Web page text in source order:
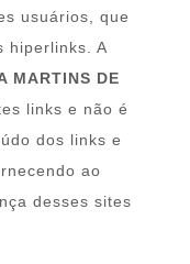
usuários, que
hiperlinks. A
MARTINS DE
links e não é
dos links e
ao
desses sites